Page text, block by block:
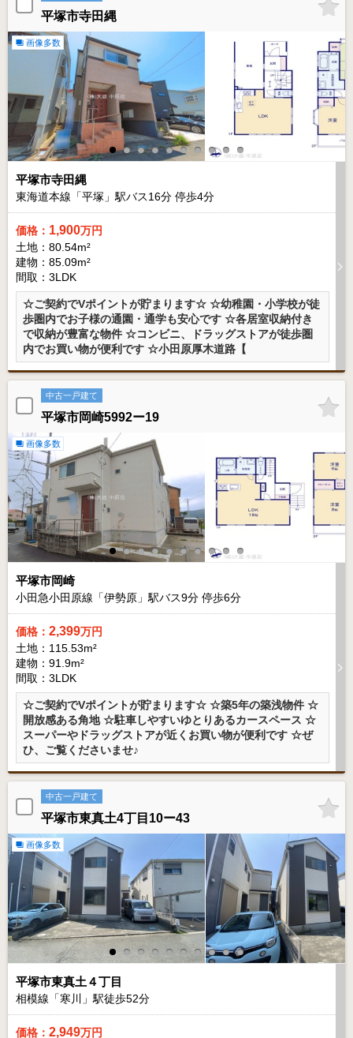
平塚市寺田縄
画像多数
平塚市寺田縄
東海道本線「平塚」駅バス16分 停歩4分
価格： 1,900万円
土地：80.54m²
建物：85.09m²
間取：3LDK
☆ご契約でVポイントが貯まります☆ ☆幼稚園・小学校が徒
歩圏内でお子様の通園・通学も安心です ☆各居室収納付き
で収納が豊富な物件 ☆コンビニ、ドラッグストアが徒歩圏
内でお買い物が便利です ☆小田原厚木道路【
中古一戸建て
平塚市岡崎5992ー19
画像多数
平塚市岡崎
小田急小田原線「伊勢原」駅バス9分 停歩6分
価格： 2,399万円
土地：115.53m²
建物：91.9m²
間取：3LDK
☆ご契約でVポイントが貯まります☆ ☆築5年の築浅物件 ☆
開放感ある角地 ☆駐車しやすいゆとりあるカースペース ☆
スーパーやドラッグストアが近くお買い物が便利です ☆ぜ
ひ、ご覧くださいませ♪
中古一戸建て
平塚市東真土4丁目10ー43
画像多数
平塚市東真土４丁目
相模線「寒川」駅徒歩52分
価格： 2,949万円